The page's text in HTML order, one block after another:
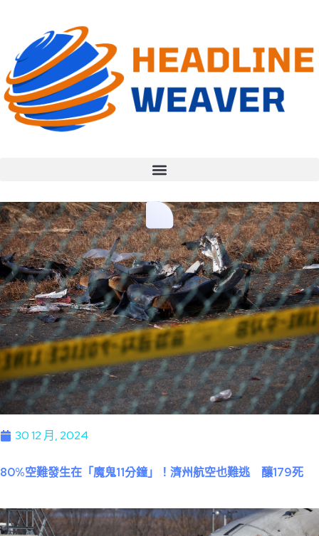
30 12 月, 2024
80%空難發生在「魔鬼11分鐘」！濟州航空也難逃 釀179死